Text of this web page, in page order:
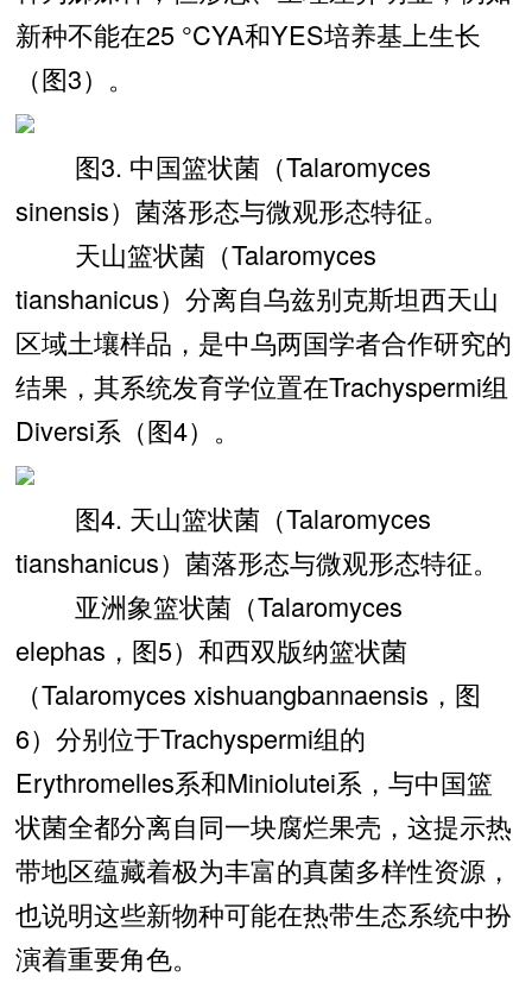
新种不能在25 °CYA和YES培养基上生长
（图3）。
图3. 中国篮状菌（Talaromyces
sinensis）菌落形态与微观形态特征。
天山篮状菌（Talaromyces
tianshanicus）分离自乌兹别克斯坦西天山
区域土壤样品，是中乌两国学者合作研究的
结果，其系统发育学位置在Trachyspermi组
Diversi系（图4）。
图4. 天山篮状菌（Talaromyces
tianshanicus）菌落形态与微观形态特征。
亚洲象篮状菌（Talaromyces
elephas，图5）和西双版纳篮状菌
（Talaromyces xishuangbannaensis，图
6）分别位于Trachyspermi组的
Erythromelles系和Miniolutei系，与中国篮
状菌全都分离自同一块腐烂果壳，这提示热
带地区蕴藏着极为丰富的真菌多样性资源，
也说明这些新物种可能在热带生态系统中扮
演着重要角色。